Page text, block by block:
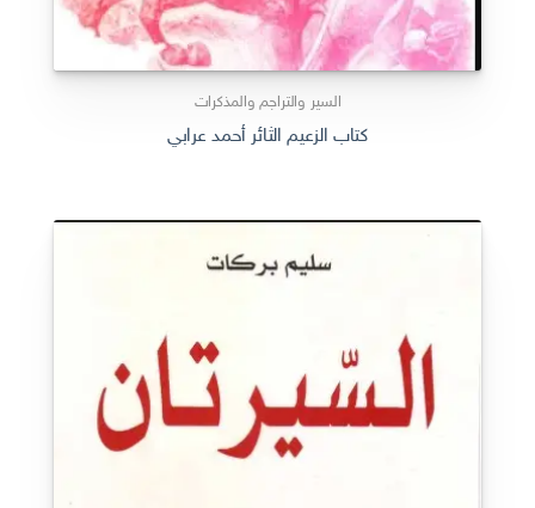
السير والتراجم والمذكرات
كتاب الزعيم الثائر أحمد عرابي